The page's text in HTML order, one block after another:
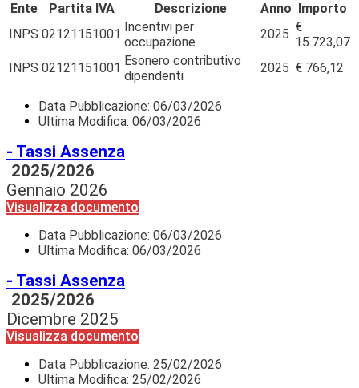
Ente Partita IVA Descrizione Anno Importo
INPS 02121151001 Incentivi per
occupazione
2025 €
15.723,07
INPS 02121151001 Esonero contributivo
dipendenti
2025 € 766,12
Data Pubblicazione: 06/03/2026
Ultima Modifica: 06/03/2026
- Tassi Assenza
2025/2026
Gennaio 2026
Visualizza documento
Data Pubblicazione: 06/03/2026
Ultima Modifica: 06/03/2026
- Tassi Assenza
2025/2026
Dicembre 2025
Visualizza documento
Data Pubblicazione: 25/02/2026
Ultima Modifica: 25/02/2026